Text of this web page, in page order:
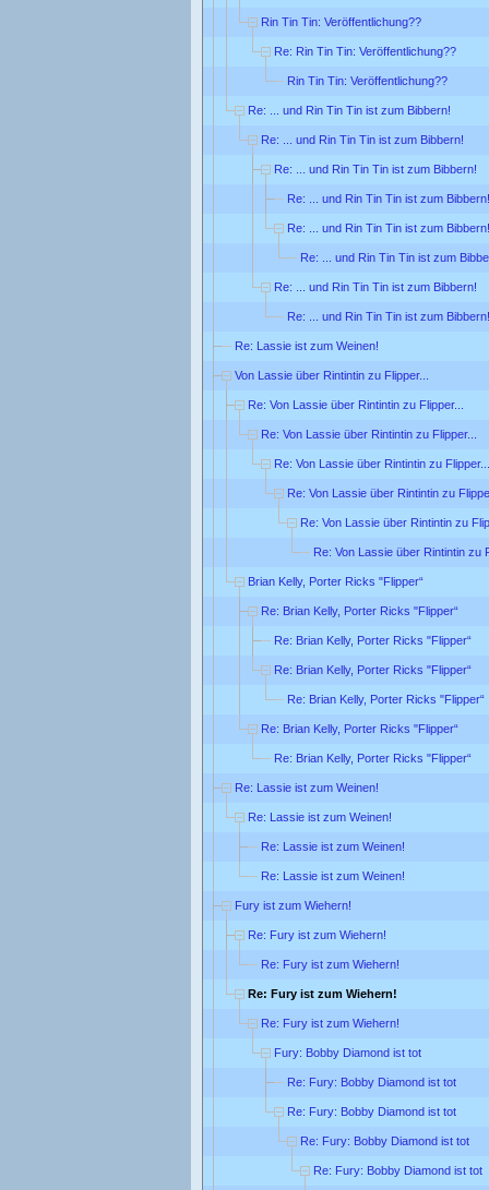
Rin Tin Tin: Veröffentlichung??
Re: Rin Tin Tin: Veröffentlichung??
Rin Tin Tin: Veröffentlichung??
Re: ... und Rin Tin Tin ist zum Bibbern!
Re: ... und Rin Tin Tin ist zum Bibbern!
Re: ... und Rin Tin Tin ist zum Bibbern!
Re: ... und Rin Tin Tin ist zum Bibbern!
Re: ... und Rin Tin Tin ist zum Bibbern!
Re: ... und Rin Tin Tin ist zum
Re: ... und Rin Tin Tin ist zum Bibbern!
Re: ... und Rin Tin Tin ist zum Bibbern!
Re: Lassie ist zum Weinen!
Von Lassie über Rintintin zu Flipper...
Re: Von Lassie über Rintintin zu Flipper...
Re: Von Lassie über Rintintin zu Flipper...
Re: Von Lassie über Rintintin zu Flipper...
Re: Von Lassie über Rintintin zu
Re: Von Lassie über Rintintin zu
Re: Von Lassie über Rintintin zu
Brian Kelly, Porter Ricks "Flipper“
Re: Brian Kelly, Porter Ricks "Flipper“
Re: Brian Kelly, Porter Ricks "Flipper“
Re: Brian Kelly, Porter Ricks "Flipper“
Re: Brian Kelly, Porter Ricks "Flipper“
Re: Brian Kelly, Porter Ricks "Flipper“
Re: Brian Kelly, Porter Ricks "Flipper“
Re: Lassie ist zum Weinen!
Re: Lassie ist zum Weinen!
Re: Lassie ist zum Weinen!
Re: Lassie ist zum Weinen!
Fury ist zum Wiehern!
Re: Fury ist zum Wiehern!
Re: Fury ist zum Wiehern!
Re: Fury ist zum Wiehern!
Re: Fury ist zum Wiehern!
Fury: Bobby Diamond ist tot
Re: Fury: Bobby Diamond ist tot
Re: Fury: Bobby Diamond ist tot
Re: Fury: Bobby Diamond ist tot
Re: Fury: Bobby Diamond ist tot